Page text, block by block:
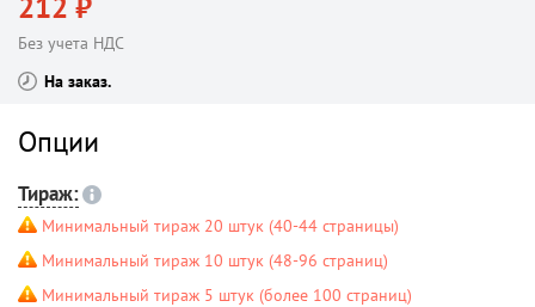
Без учета НДС
На заказ
Опции
Тираж:
Минимальный тираж 20 штук (40-44 страницы)
Минимальный тираж 10 штук (48-96 страниц)
Минимальный тираж 5 штук (более 100 страниц)